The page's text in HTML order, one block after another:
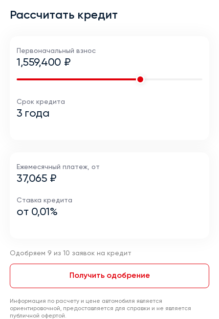
Рассчитать кредит
Первоначальный взнос
1,559,400 ₽
Срок кредита
3 года
Ежемесячный платеж, от
37,065 ₽
Ставка кредита
от 0,01%
Одобряем 9 из 10 заявок на кредит
Получить одобрение
Информация по расчету и цене автомобиля является
ориентировочной, предоставляется для справки и не является
публичной офертой.